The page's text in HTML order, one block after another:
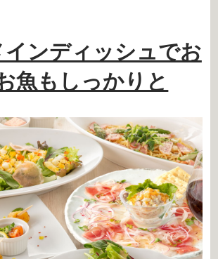
インディッシュでお
魚もしっかりと